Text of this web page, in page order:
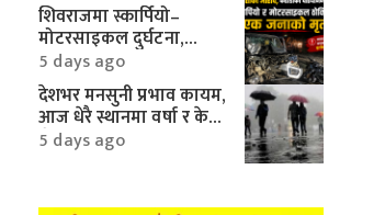
शिवराजमा स्कार्पियो–
मोटरसाइकल दुर्घटना,
एकको मृत्यु
5 days ago
देशभर मनसुनी प्रभाव कायम,
आज धेरै स्थानमा वर्षा र केही
क्षेत्रमा भारी वर्षाको
5 days ago